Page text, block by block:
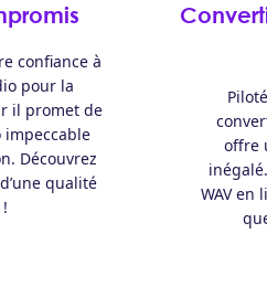
confiance à
pour la
il promet de
Découvrez
qualité
offre
WAV en